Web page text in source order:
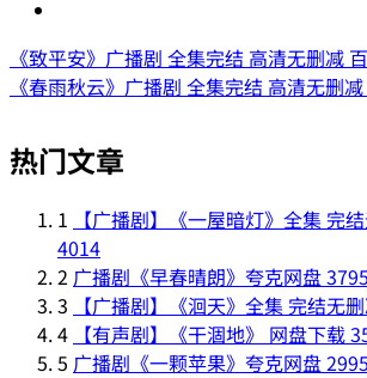
《致平安》广播剧 全集完结 高清无删减
《春雨秋云》广播剧 全集完结 高清无删
热门文章
1
【广播剧】《一屋暗灯》全集 完
4014
2 广播剧《早春晴朗》夸克网盘3795
3
【广播剧】《洄天》全集 完结无
4 【有声剧】《干涸地》 网盘下载
5 广播剧《一颗苹果》夸克网盘2995